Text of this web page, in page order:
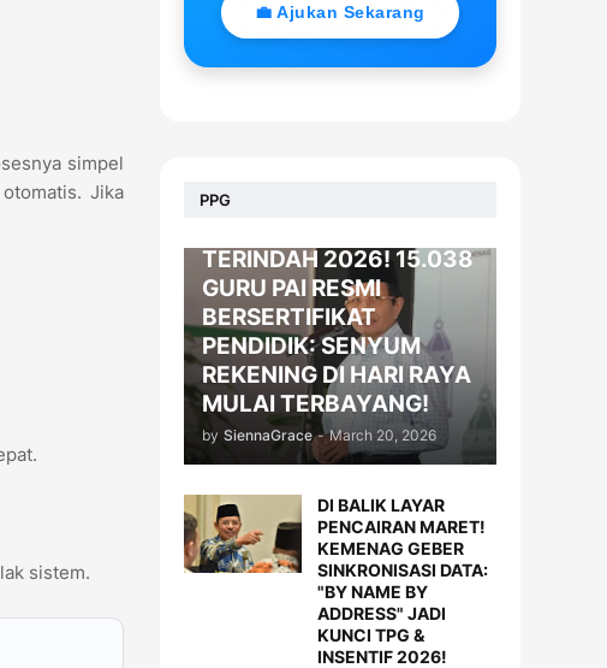
simpel
Jika
sistem.
💼 Ajukan Sekarang
PPG
BERITA
TERINDAH 2026! 15.038
GURU PAI RESMI
BERSERTIFIKAT
PENDIDIK: SENYUM
REKENING DI HARI RAYA
MULAI TERBAYANG!
by SiennaGrace - March 20, 2026
DI BALIK LAYAR
PENCAIRAN MARET!
KEMENAG GEBER
SINKRONISASI DATA:
"BY NAME BY
ADDRESS" JADI
KUNCI TPG &
INSENTIF 2026!